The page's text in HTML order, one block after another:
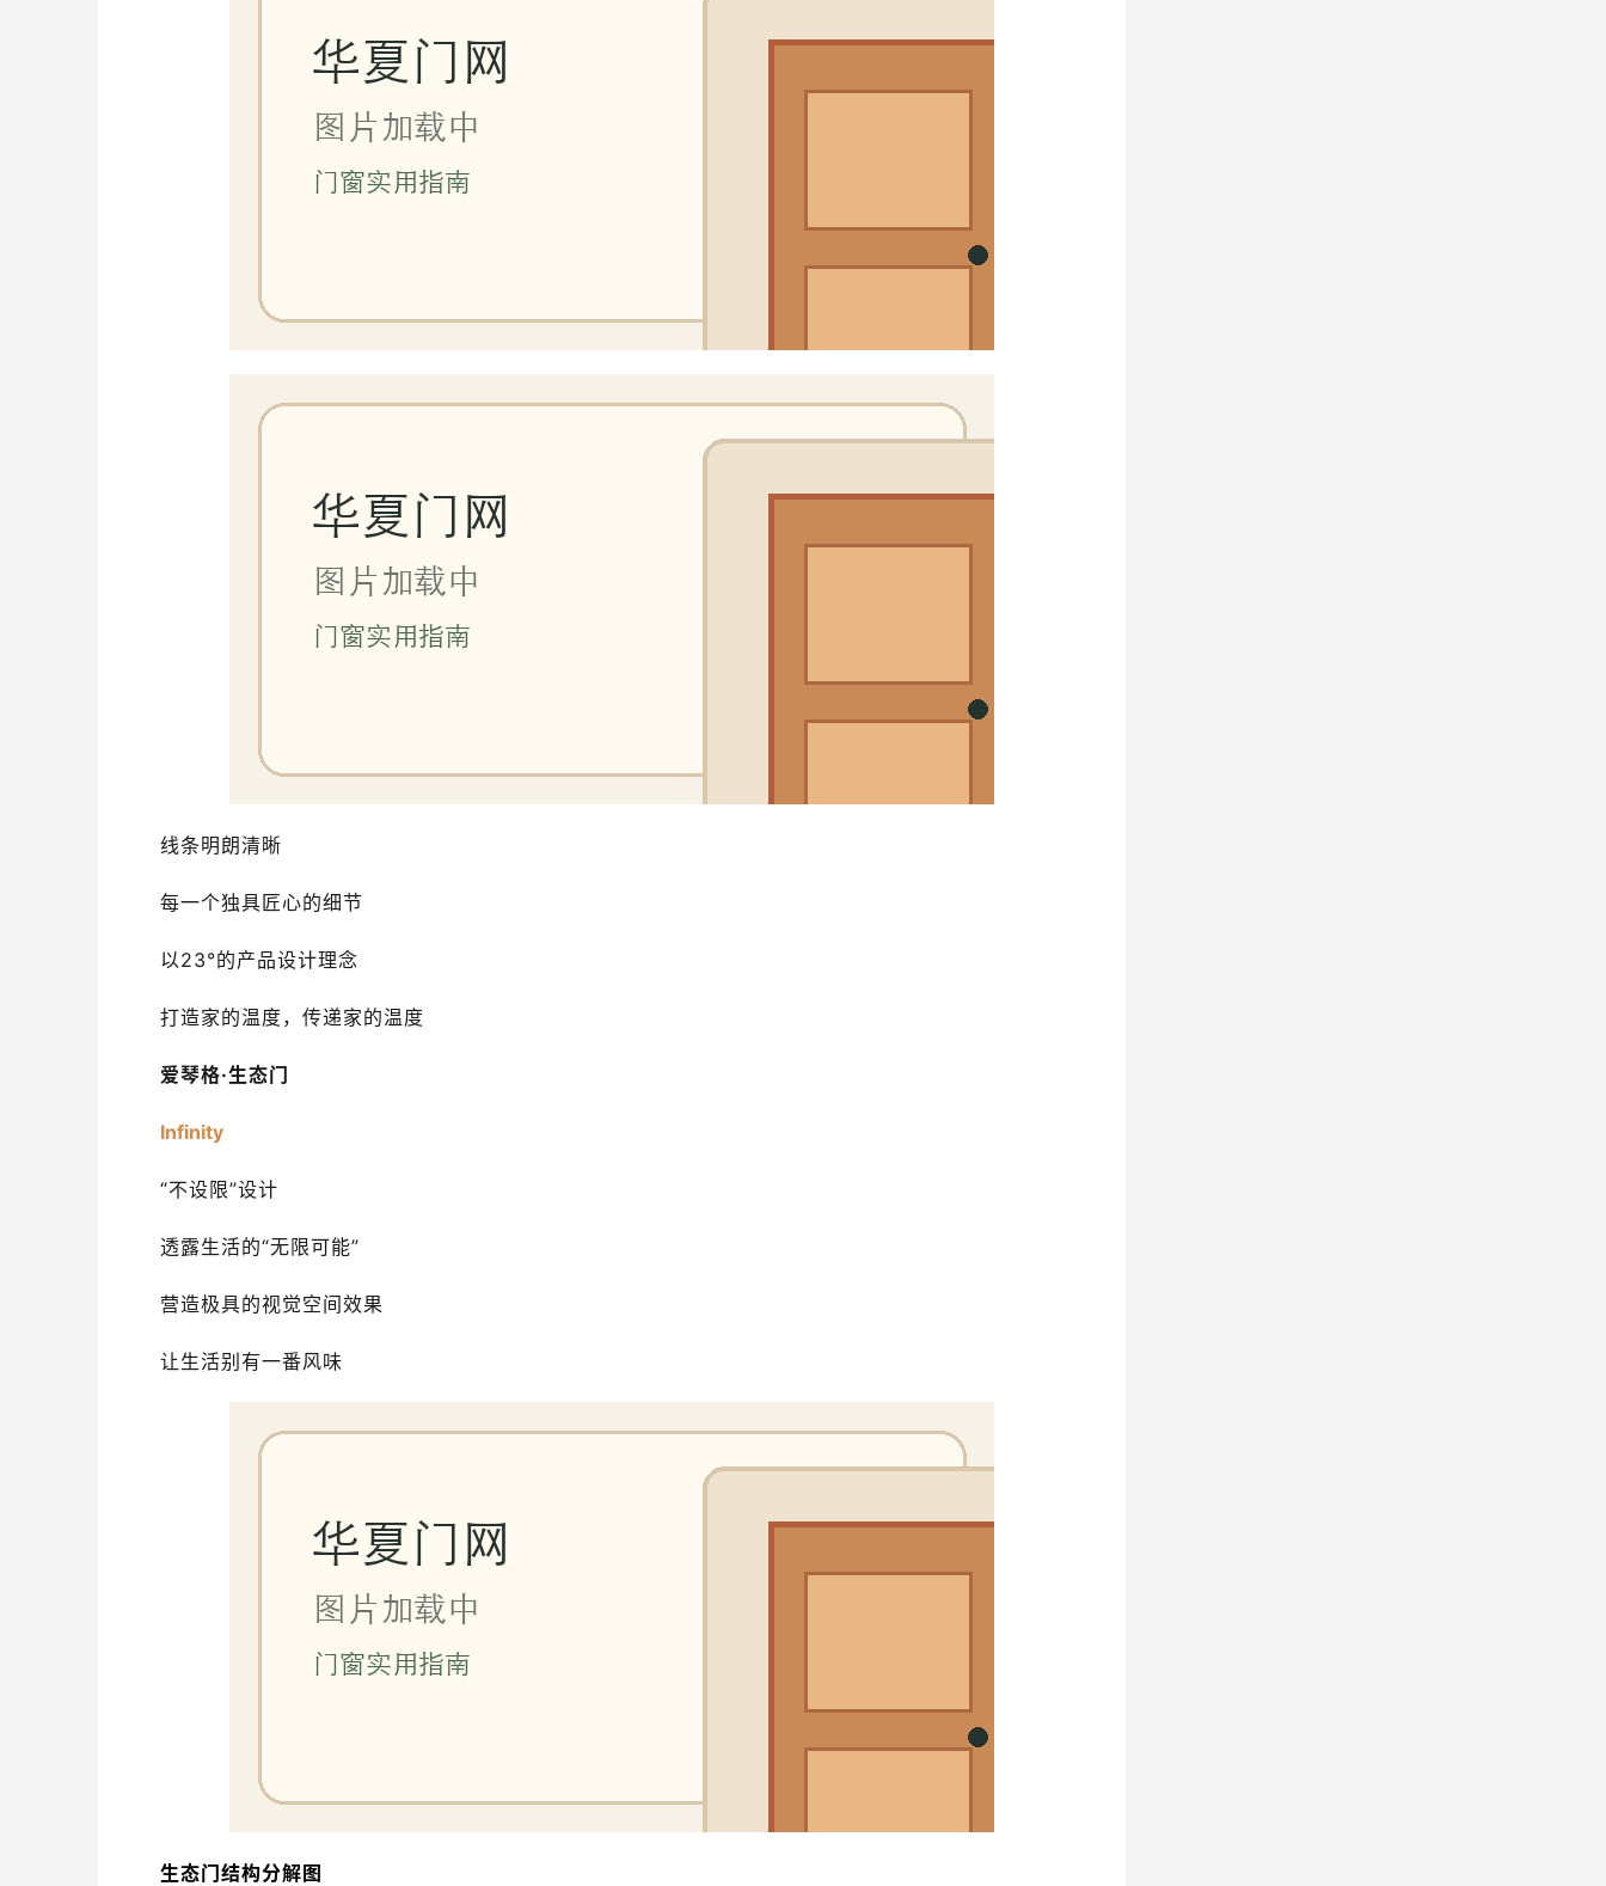
线条明朗清晰
每一个独具匠心的细节
以23°的产品设计理念
打造家的温度，传递家的温度
爱琴格·生态门
Infinity
“不设限”设计
透露生活的“无限可能”
营造极具的视觉空间效果
让生活别有一番风味
生态门结构分解图